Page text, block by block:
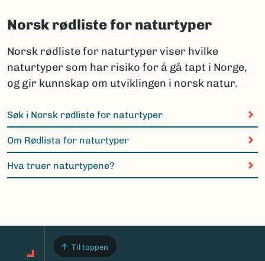
Norsk rødliste for naturtyper
Norsk rødliste for naturtyper viser hvilke
naturtyper som har risiko for å gå tapt i Norge,
og gir kunnskap om utviklingen i norsk natur.
Søk i Norsk rødliste for naturtyper
Om Rødlista for naturtyper
Hva truer naturtypene?
Til toppen